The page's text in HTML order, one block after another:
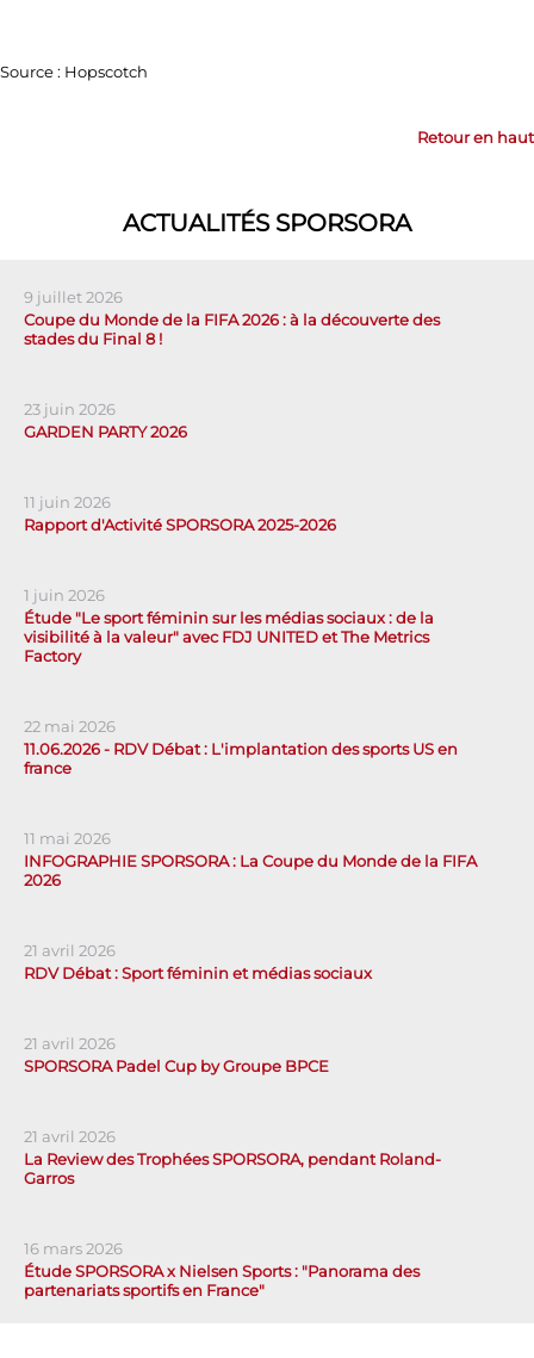
Source : Hopscotch
Retour en haut
ACTUALITÉS SPORSORA
9 juillet 2026
Coupe du Monde de la FIFA 2026 : à la découverte des
stades du Final 8 !
23 juin 2026
GARDEN PARTY 2026
11 juin 2026
Rapport d'Activité SPORSORA 2025-2026
1 juin 2026
Étude "Le sport féminin sur les médias sociaux : de la
visibilité à la valeur" avec FDJ UNITED et The Metrics
Factory
22 mai 2026
11.06.2026 - RDV Débat : L'implantation des sports US en
france
11 mai 2026
INFOGRAPHIE SPORSORA : La Coupe du Monde de la FIFA
2026
21 avril 2026
RDV Débat : Sport féminin et médias sociaux
21 avril 2026
SPORSORA Padel Cup by Groupe BPCE
21 avril 2026
La Review des Trophées SPORSORA, pendant Roland-
Garros
16 mars 2026
Étude SPORSORA x Nielsen Sports : "Panorama des
partenariats sportifs en France"